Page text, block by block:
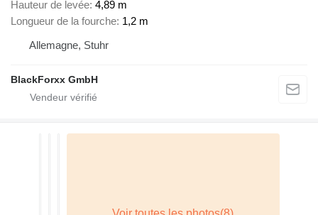
Hauteur de levée 4,89 m
Longueur de la fourche 1,2 m
Allemagne, Stuhr
BlackForxx GmbH